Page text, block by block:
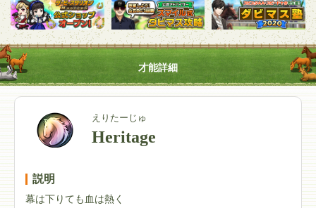
才能詳細
えりたーじゅ
Heritage
説明
幕は下りても血は熱く